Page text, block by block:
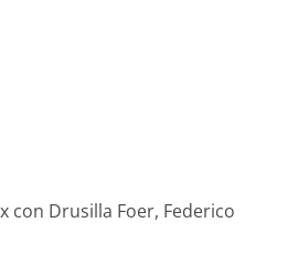
con Drusilla Foer, Federico